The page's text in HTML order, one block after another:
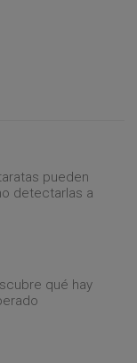
pueden
detectarlas a
qué hay